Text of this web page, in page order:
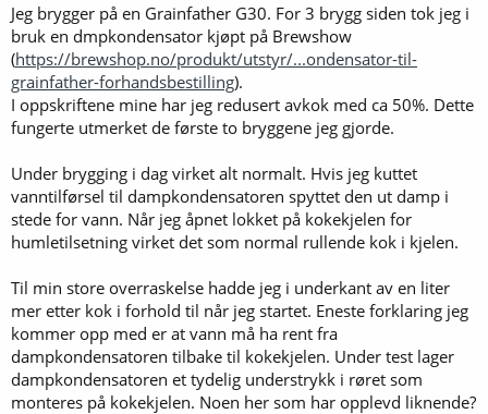
Jeg brygger på en Grainfather G30. For 3 brygg siden tok jeg i
bruk en dmpkondensator kjøpt på Brewshow
(https://brewshop.no/produkt/utstyr/...ondensator-til-
grainfather-forhandsbestilling).
I oppskriftene mine har jeg redusert avkok med ca 50%. Dette
fungerte utmerket de første to bryggene jeg gjorde.
Under brygging i dag virket alt normalt. Hvis jeg kuttet
vanntilførsel til dampkondensatoren spyttet den ut damp i
stede for vann. Når jeg åpnet lokket på kokekjelen for
humletilsetning virket det som normal rullende kok i kjelen.
Til min store overraskelse hadde jeg i underkant av en liter
mer etter kok i forhold til når jeg startet. Eneste forklaring jeg
kommer opp med er at vann må ha rent fra
dampkondensatoren tilbake til kokekjelen. Under test lager
dampkondensatoren et tydelig understrykk i røret som
monteres på kokekjelen. Noen her som har opplevd liknende?